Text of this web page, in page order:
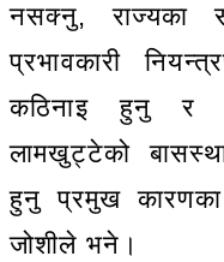
नसक्नु, राज्यका
प्रभावकारी
कठिनाइ हुनु र
लामखुट्टेको
हुनु प्रमुख
जोशीले भने।